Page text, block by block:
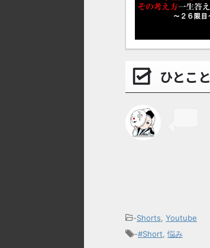
ひとこと
-Shorts Youtube
-#Short 悩み